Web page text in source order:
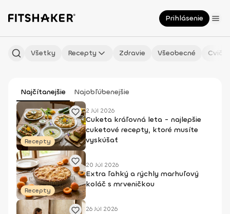
Prihlásenie
Všetky Recepty Zdravie Všeobecné
Najčítanejšie Najobľúbenejšie
Recepty
2 Júl 2026
Cuketa kráľovná leta - najlepšie
cuketové recepty, ktoré musíte
vyskúšať
Recepty
20 Júl 2026
Extra ľahký a rýchly marhuľový
koláč s mrveničkou
26 Júl 2026